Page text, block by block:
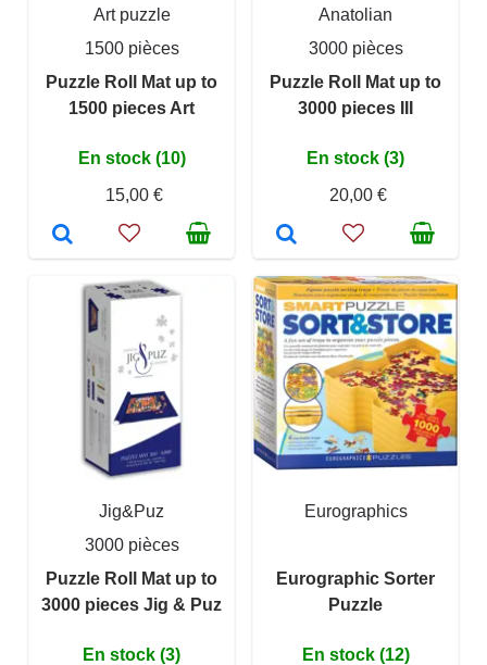
Art puzzle
1500 pièces
Puzzle Roll Mat up to
1500 pieces Art
En stock (10)
15,00 €
Anatolian
3000 pièces
Puzzle Roll Mat up to
3000 pieces III
En stock (3)
20,00 €
Jig&Puz
3000 pièces
Puzzle Roll Mat up to
3000 pieces Jig & Puz
En stock (3)
Eurographics
Eurographic Sorter
Puzzle
En stock (12)